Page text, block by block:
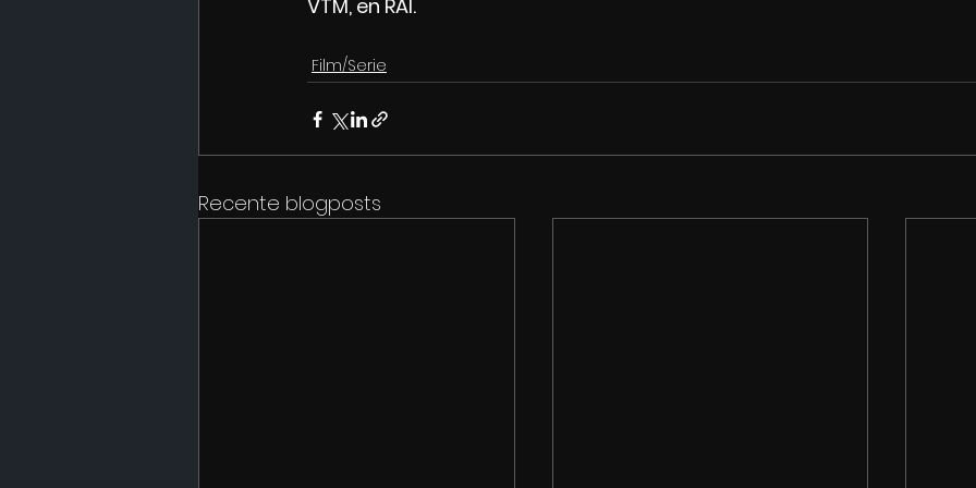
VTM, en RAI.
Film/Serie
Recente blogposts